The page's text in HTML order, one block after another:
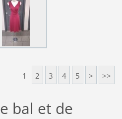
1 2 3 4 5 > >>
bal et de